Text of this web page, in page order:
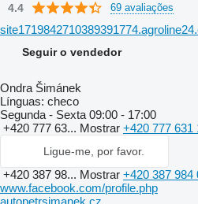
4.4 69 avaliações
Seguir o vendedor
Ondra Šimánek
Línguas: checo
Segunda - Sexta 09:00 - 17:00
+420 777 63... Mostrar +420 777 631
Ligue-me, por favor.
+420 387 98... Mostrar +420 387 984
www.facebook.com/profile.php
autopetrsimanek.cz